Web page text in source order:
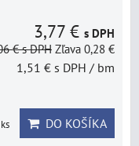
3,77 € s DPH
€s DPH Zľava 0,28 €
1,51 € s DPH / bm
ks DO KOŠÍKA